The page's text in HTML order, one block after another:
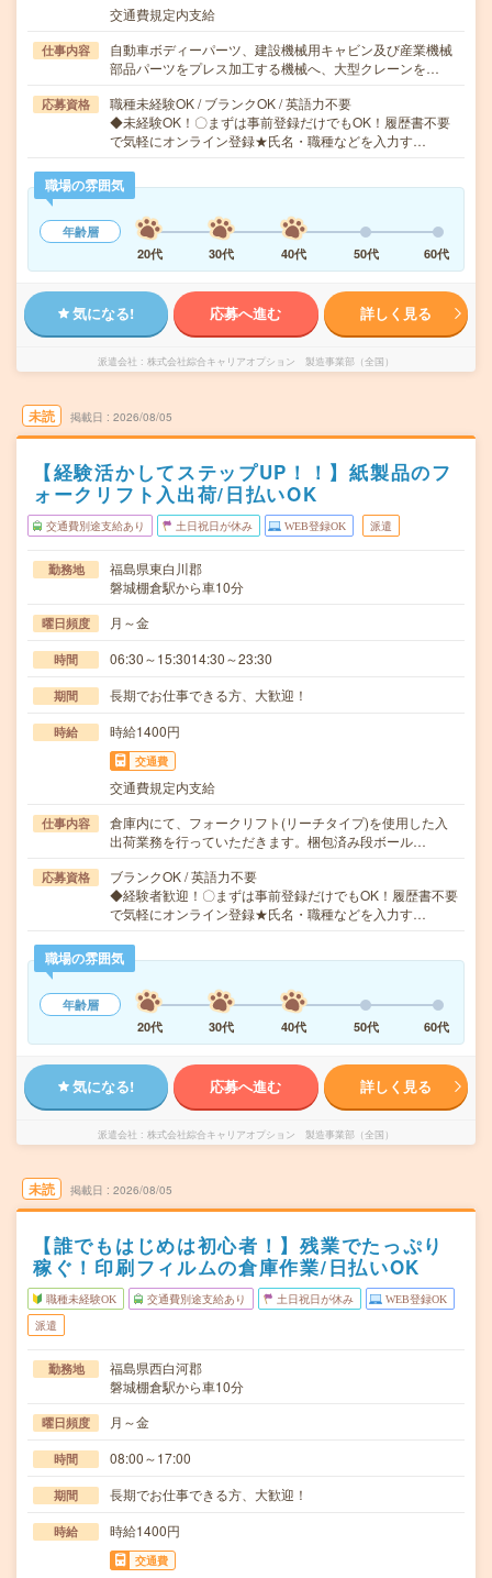
交通費規定内支給
仕事内容
自動車ボディーパーツ、建設機械用キャビン及び産業機械
部品パーツをプレス加工する機械へ、大型クレーンを…
応募資格
職種未経験OK / ブランクOK / 英語力不要
◆未経験OK！〇まずは事前登録だけでもOK！履歴書不要
で気軽にオンライン登録★氏名・職種などを入力す…
職場の雰囲気
年齢層
20代
30代 40代 50代 60代
気になる! 応募へ進む 詳しく見る
派遣会社 株式会社綜合キャリアオプション 製造事業部（全国）
未読 掲載日 2026/08/05
【経験活かしてステップUP！！】紙製品のフ
ォークリフト入出荷/日払いOK
交通費別途支給あり 土日祝日が休み WEB登録OK 派遣
勤務地
福島県東白川郡
磐城棚倉駅から車10分
曜日頻度 月～金
時間 06:30～15:3014:30～23:30
期間 長期でお仕事できる方、大歓迎！
時給 時給1400円
交通費
交通費規定内支給
仕事内容
倉庫内にて、フォークリフト(リーチタイプ)を使用した入
出荷業務を行っていただきます。梱包済み段ボール…
応募資格
ブランクOK / 英語力不要
◆経験者歓迎！〇まずは事前登録だけでもOK！履歴書不要
で気軽にオンライン登録★氏名・職種などを入力す…
職場の雰囲気
年齢層
20代
30代 40代 50代 60代
気になる! 応募へ進む 詳しく見る
派遣会社 株式会社綜合キャリアオプション 製造事業部（全国）
未読 掲載日 2026/08/05
【誰でもはじめは初心者！】残業でたっぷり
稼ぐ！印刷フィルムの倉庫作業/日払いOK
職種未経験OK 交通費別途支給あり 土日祝日が休み WEB登録OK
派遣
勤務地
福島県西白河郡
磐城棚倉駅から車10分
曜日頻度 月～金
時間 08:00～17:00
期間 長期でお仕事できる方、大歓迎！
時給 時給1400円
交通費